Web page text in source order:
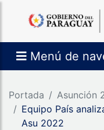
Menú de
Portada
Asunción
Equipo País
Asu 2022